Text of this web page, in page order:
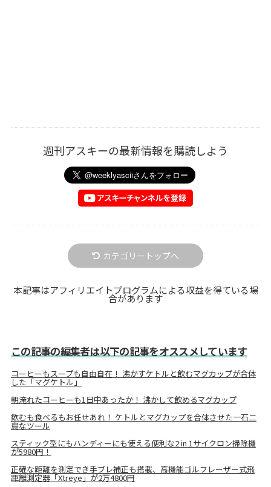
週刊アスキーの最新情報を購読しよう
カテゴリートップへ
本記事はアフィリエイトプログラムによる収益を得ている場
合があります
この記事の編集者は以下の記事をオススメしています
コーヒーもスープも自由自在！ 沸かすケトルと飲むマグカップが合体
した「マグケトル」
朝淹れたコーヒーも1日中あったか！ 沸かして飲めるマグカップ
飲むも食べるもお任せあれ！ ケトルとマグカップを合体させた一石二
鳥なツール
スティック型にもハンディーにも使える便利な2 in 1サイクロン掃除機
が5980円！
正確な距離を測定でき手ブレ補正も搭載、高機能ゴルフレーザー式飛
距離測定器「Xtreye」が2万4800円